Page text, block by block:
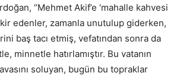
“Mehmet Akif’e ‘mahalle kahvesi
edenler, zamanla unutulup giderken,
baş tacı etmiş, vefatından sonra da
minnetle hatırlamıştır. Bu vatanın
soluyan, bugün bu topraklar